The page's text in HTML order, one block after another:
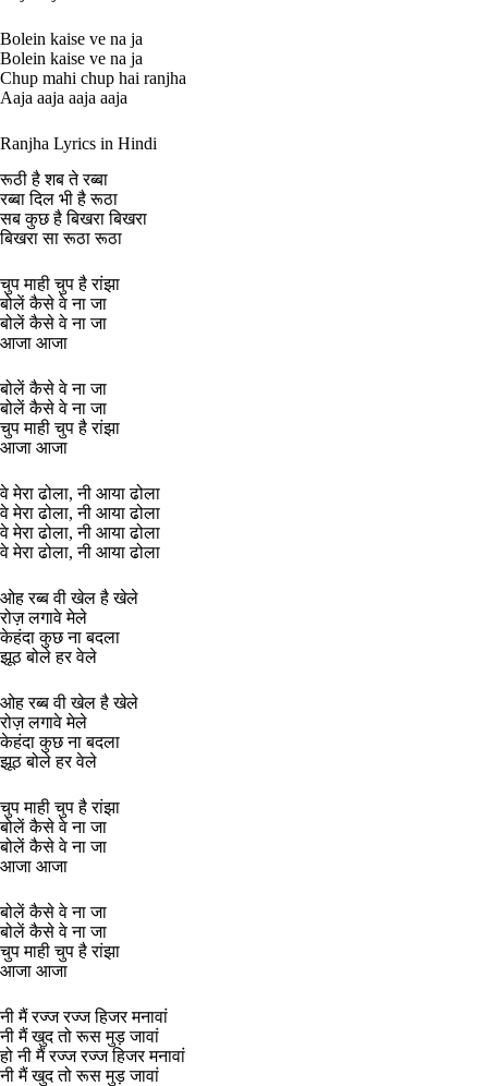
Bolein kaise ve na ja
Bolein kaise ve na ja
Chup mahi chup hai ranjha
Aaja aaja aaja aaja
Ranjha Lyrics in Hindi
रूठी है शब ते रब्बा
रब्बा दिल भी है रूठा
सब कुछ है बिखरा बिखरा
बिखरा सा रूठा रूठा
चुप माही चुप है रांझा
बोलें कैसे वे ना जा
बोलें कैसे वे ना जा
आजा आजा
बोलें कैसे वे ना जा
बोलें कैसे वे ना जा
चुप माही चुप है रांझा
आजा आजा
वे मेरा ढोला, नी आया ढोला
वे मेरा ढोला, नी आया ढोला
वे मेरा ढोला, नी आया ढोला
वे मेरा ढोला, नी आया ढोला
ओह रब्ब वी खेल है खेले
रोज़ लगावे मेले
केहंदा कुछ ना बदला
झूठ बोले हर वेले
ओह रब्ब वी खेल है खेले
रोज़ लगावे मेले
केहंदा कुछ ना बदला
झूठ बोले हर वेले
चुप माही चुप है रांझा
बोलें कैसे वे ना जा
बोलें कैसे वे ना जा
आजा आजा
बोलें कैसे वे ना जा
बोलें कैसे वे ना जा
चुप माही चुप है रांझा
आजा आजा
नी मैं रज्ज रज्ज हिजर मनावां
नी मैं खुद तो रूस मुड़ जावां
हो नी मैं रज्ज रज्ज हिजर मनावां
नी मैं खुद तो रूस मुड़ जावां